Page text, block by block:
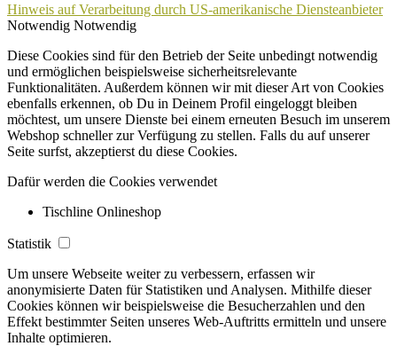
Hinweis auf Verarbeitung durch US-amerikanische Diensteanbieter
Notwendig Notwendig
Diese Cookies sind für den Betrieb der Seite unbedingt notwendig
und ermöglichen beispielsweise sicherheitsrelevante
Funktionalitäten. Außerdem können wir mit dieser Art von Cookies
ebenfalls erkennen, ob Du in Deinem Profil eingeloggt bleiben
möchtest, um unsere Dienste bei einem erneuten Besuch im unserem
Webshop schneller zur Verfügung zu stellen. Falls du auf unserer
Seite surfst, akzeptierst du diese Cookies.
Dafür werden die Cookies verwendet
Tischline Onlineshop
Statistik
Um unsere Webseite weiter zu verbessern, erfassen wir
anonymisierte Daten für Statistiken und Analysen. Mithilfe dieser
Cookies können wir beispielsweise die Besucherzahlen und den
Effekt bestimmter Seiten unseres Web-Auftritts ermitteln und unsere
Inhalte optimieren.